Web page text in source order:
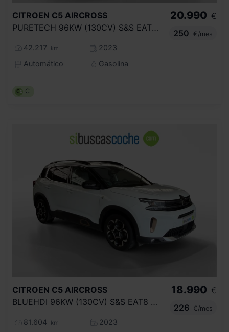
CITROEN C5 AIRCROSS
PURETECH 96KW (130CV) S&S EAT8 SHINE PAC
42.217 km
2023
Automático
Gasolina
20.990 €
250
€/mes
C
CITROEN C5 AIRCROSS
BLUEHDI 96KW (130CV) S&S EAT8 C SERIES
81.604 km
2023
18.990 €
226
€/mes